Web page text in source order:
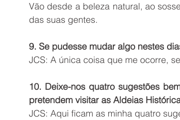
Vão desde a beleza natural, ao
das suas gentes.
9. Se pudesse mudar algo nestes
JCS: A única coisa que me ocorre,
10. Deixe-nos quatro sugestões
pretendem visitar as Aldeias
JCS: Aqui ficam as minha quatro